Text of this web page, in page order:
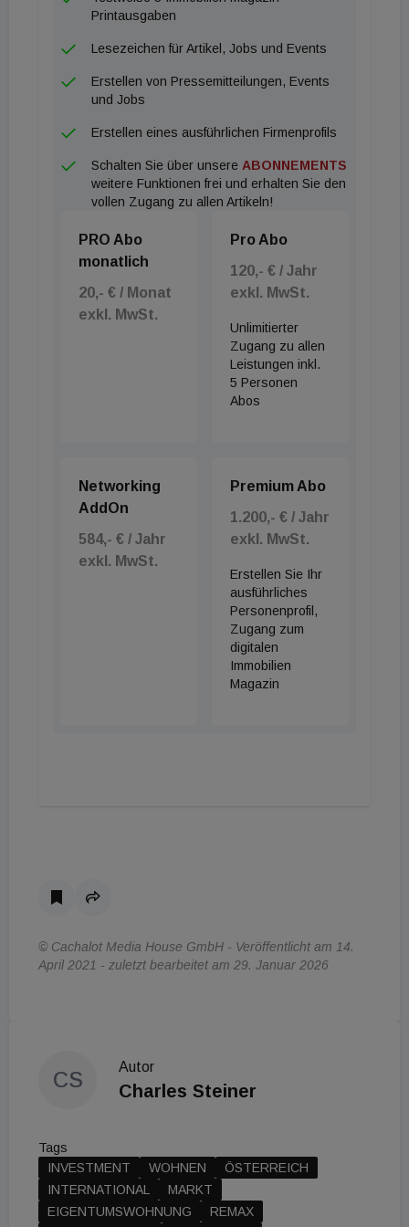
Tirol mit 4.014 Euro/m². Am billigsten sind die
Quadratmeterpreise im Burgenland mit 2.341 Euro
2.803 Euro. In der Mitte finden sich Ober- und
Printausgaben
Lesezeichen für Artikel, Jobs und Events
Erstellen von Pressemitteilungen, Events
und Jobs
Erstellen eines ausführlichen Firmenprofils
Schalten Sie über unsere ABONNEMENTS
weitere Funktionen frei und erhalten Sie den
vollen Zugang zu allen Artikeln!
PRO Abo
monatlich
20,- € / Monat
exkl. MwSt.
Pro Abo
120,- € / Jahr
exkl. MwSt.
Unlimitierter
Zugang zu allen
Leistungen inkl.
5 Personen
Abos
Networking
AddOn
584,- € / Jahr
exkl. MwSt.
Premium Abo
1.200,- € / Jahr
exkl. MwSt.
Erstellen Sie Ihr
ausführliches
Personenprofil,
Zugang zum
digitalen
Immobilien
Magazin
© Cachalot Media House GmbH - Veröffentlicht am 14.
April 2021 - zuletzt bearbeitet am 29. Januar 2026
CS
Autor
Charles Steiner
Tags
INVESTMENT
WOHNEN
ÖSTERREICH
INTERNATIONAL
MARKT
EIGENTUMSWOHNUNG
REMAX